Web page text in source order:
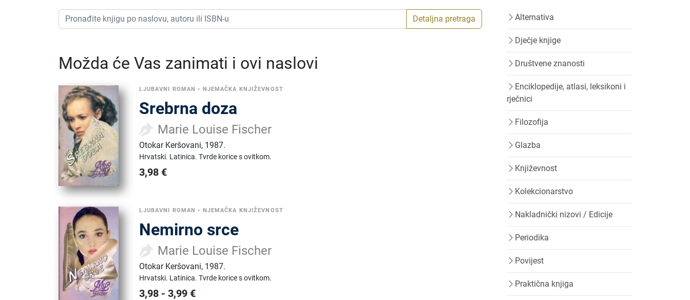
Detaljna pretraga
Možda će Vas zanimati i ovi naslovi
LJUBAVNI ROMAN • NJEMAČKA KNJIŽEVNOST
Srebrna doza
Marie Louise Fischer
Otokar Keršovani, 1987.
Hrvatski. Latinica.Tvrde korice s ovitkom.
3,98 €
LJUBAVNI ROMAN • NJEMAČKA KNJIŽEVNOST
Nemirno srce
Marie Louise Fischer
Otokar Keršovani, 1987.
Hrvatski. Latinica.Tvrde korice s ovitkom.
3,98 -3,99 €
Alternativa
Dječje knjige
Društvene znanosti
Enciklopedije, atlasi, leksikoni i
rječnici
Filozofija
Glazba
Književnost
Kolekcionarstvo
Nakladnički nizovi / Edicije
Periodika
Povijest
Praktična knjiga